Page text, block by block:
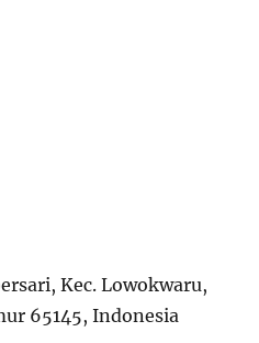
Kec. Lowokwaru,
65145, Indonesia